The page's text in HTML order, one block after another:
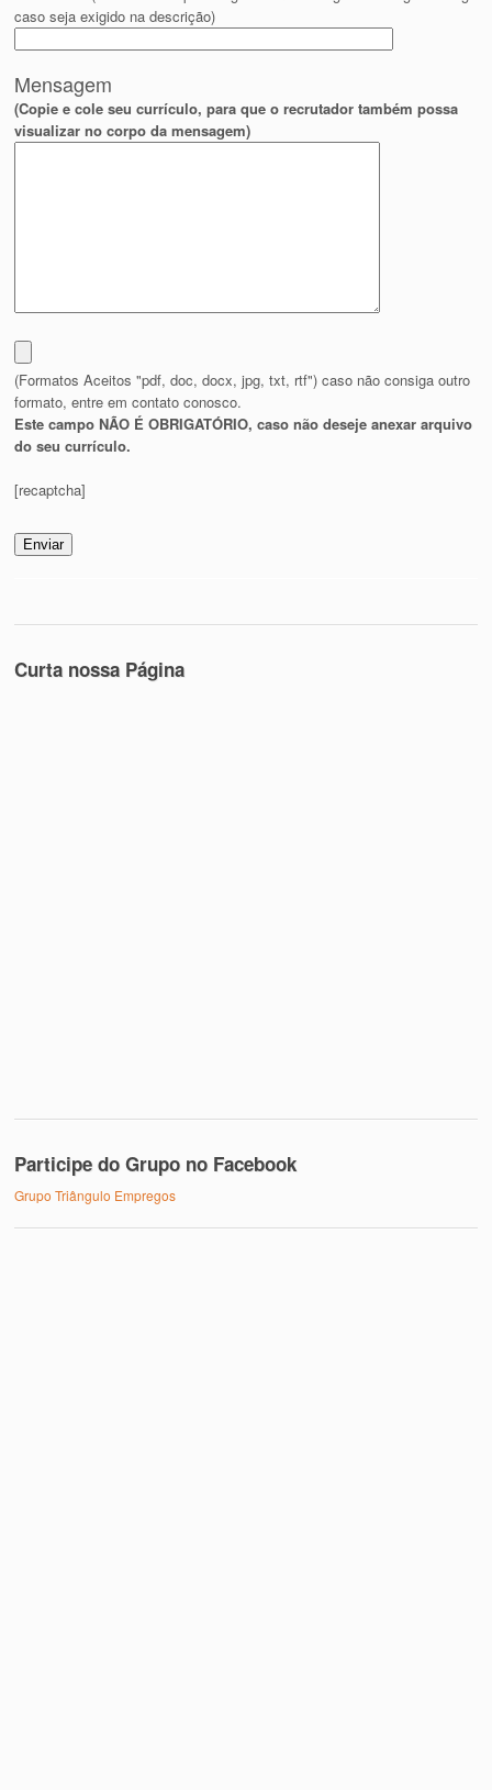
caso seja exigido na descrição)
Mensagem
(Copie e cole seu currículo, para que o recrutador também possa
visualizar no corpo da mensagem)
(Formatos Aceitos "pdf, doc, docx, jpg, txt, rtf") caso não consiga outro
formato, entre em contato conosco.
Este campo NÃO É OBRIGATÓRIO, caso não deseje anexar arquivo
do seu currículo.
[recaptcha]
Curta nossa Página
Participe do Grupo no Facebook
Grupo Triângulo Empregos